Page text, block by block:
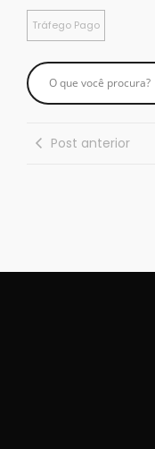
Tráfego Pago
Post anterior